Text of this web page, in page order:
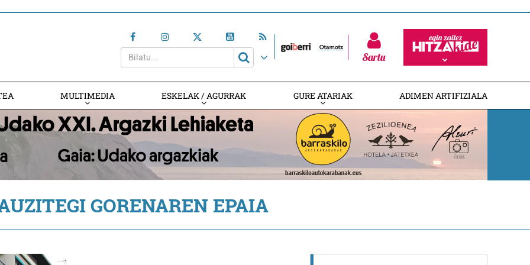
Sartu
MULTIMEDIA ESKELAK / AGURRAK GURE ATARIAK ADIMEN ARTIFIZIALA
GORENAREN EPAIA